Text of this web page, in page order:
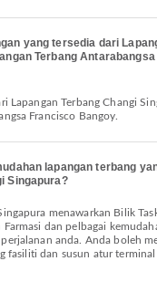
yang tersedia dari
Terbang
Francisco Bangoy.
lapangan terbang
Singapura?
dan pelbagai
anda. Anda boleh
fasiliti dan susun atur terminal